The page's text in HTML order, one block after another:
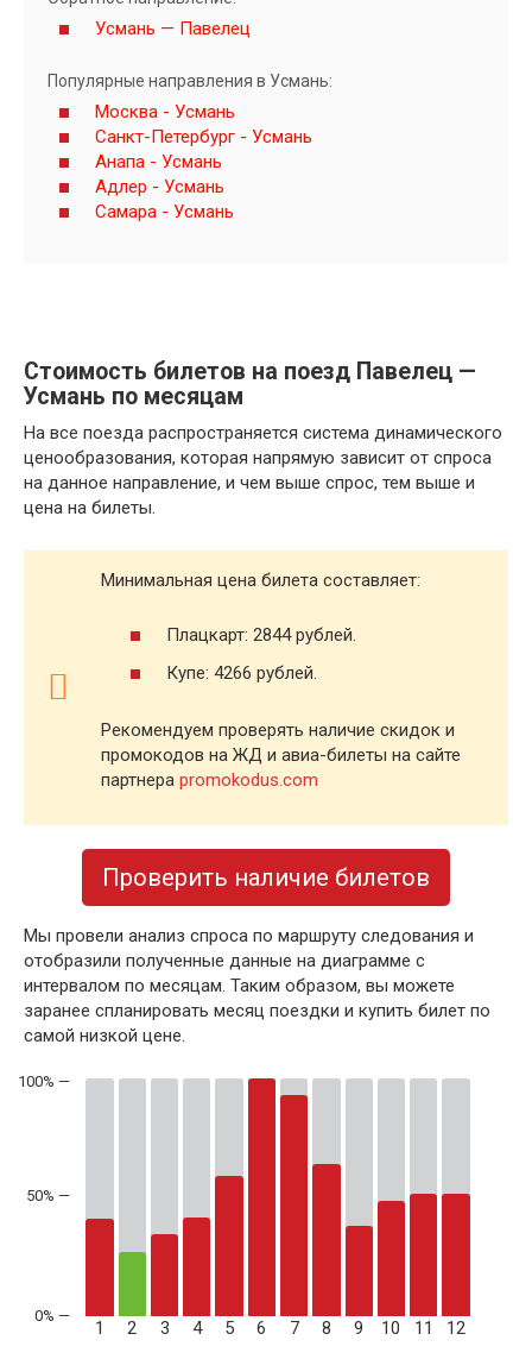
Усмань — Павелец
Популярные направления в Усмань:
Москва - Усмань
Санкт-Петербург - Усмань
Анапа - Усмань
Адлер - Усмань
Самара - Усмань
Стоимость билетов на поезд Павелец —
Усмань по месяцам
На все поезда распространяется система динамического
ценообразования, которая напрямую зависит от спроса
на данное направление, и чем выше спрос, тем выше и
цена на билеты.
Минимальная цена билета составляет:
Плацкарт: 2844 рублей.
Купе: 4266 рублей.
Рекомендуем проверять наличие скидок и
промокодов на ЖД и авиа-билеты на сайте
партнера promokodus.com
Проверить наличие билетов
Мы провели анализ спроса по маршруту следования и
отобразили полученные данные на диаграмме с
интервалом по месяцам. Таким образом, вы можете
заранее спланировать месяц поездки и купить билет по
самой низкой цене.
50% —
1 2 3 4 5 6 7 8 9 10 11 12